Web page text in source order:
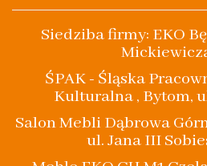
Siedziba firmy: EKO
ŚPAK - Śląska
Kulturalna , Bytom,
Salon Mebli Dąbrowa
ul. Jana III